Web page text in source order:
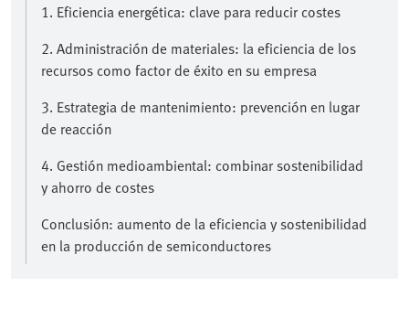
1. Eficiencia energética: clave para reducir costes
2. Administración de materiales: la eficiencia de los
recursos como factor de éxito en su empresa
3. Estrategia de mantenimiento: prevención en lugar
de reacción
4. Gestión medioambiental: combinar sostenibilidad
y ahorro de costes
Conclusión: aumento de la eficiencia y sostenibilidad
en la producción de semiconductores